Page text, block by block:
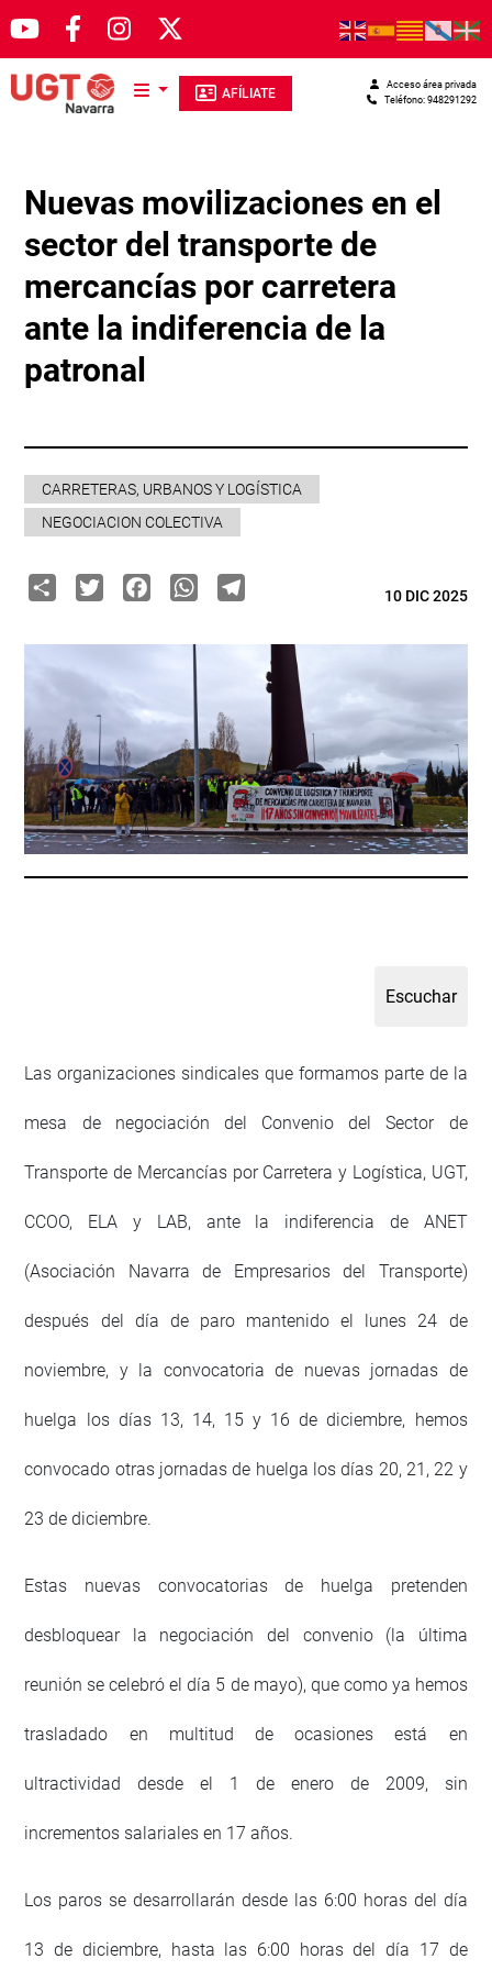
Pasar al contenido principal
AFÍLIATE Teléfono: 948291292
Acceso área privada
Nuevas movilizaciones en el
sector del transporte de
mercancías por carretera
ante la indiferencia de la
patronal
CARRETERAS, URBANOS Y LOGÍSTICA
NEGOCIACION COLECTIVA
ShareTwitterFacebook
WhatsApp
Telegram10 DIC 2025
Las organizaciones sindicales que formamos parte de la
mesa de negociación del Convenio del Sector de
Transporte de Mercancías por Carretera y Logística, UGT,
CCOO, ELA y LAB, ante la indiferencia de ANET
(Asociación Navarra de Empresarios del Transporte)
después del día de paro mantenido el lunes 24 de
noviembre, y la convocatoria de nuevas jornadas de
huelga los días 13, 14, 15 y 16 de diciembre, hemos
convocado otras jornadas de huelga los días 20, 21, 22 y
23 de diciembre.
Estas nuevas convocatorias de huelga pretenden
desbloquear la negociación del convenio (la última
reunión se celebró el día 5 de mayo), que como ya hemos
trasladado en multitud de ocasiones está en
ultractividad desde el 1 de enero de 2009, sin
incrementos salariales en 17 años.
Los paros se desarrollarán desde las 6:00 horas del día
13 de diciembre, hasta las 6:00 horas del día 17 de